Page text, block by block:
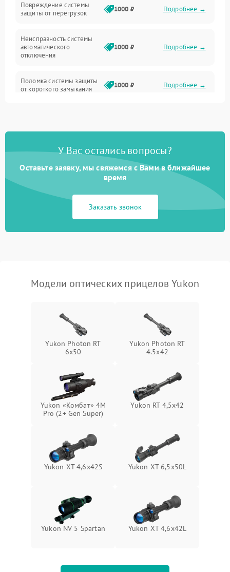
Электропитание
Механика
Корпус/Герметичность
Повреждение системы
защиты от перегрузок
1000 ₽ Подробнее →
Неисправность системы
автоматического
отключения
1000 ₽ Подробнее →
Поломка системы защиты
от короткого замыкания
1000 ₽ Подробнее →
Неисправность системы
перенапряжения
1000 ₽ Подробнее →
Неисправность системы
защиты от замыкания
1000 ₽
защиты от перегрева
У Вас остались вопросы?
Оставьте заявку, мы свяжемся с Вами в ближайшее
время
Заказать звонок
Модели оптических прицелов Yukon
Yukon Photon RT
6x50
Yukon Photon RT
4.5x42
Yukon «Комбат» 4M
Pro (2+ Gen Super)
Yukon RT 4,5х42
Yukon XT 4,6x42S Yukon XT 6,5x50L
Yukon NV 5 Spartan Yukon XT 4,6x42L